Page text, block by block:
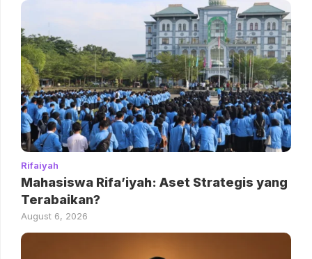
Rifaiyah
Mahasiswa Rifa’iyah: Aset Strategis yang
Terabaikan?
August 6, 2026